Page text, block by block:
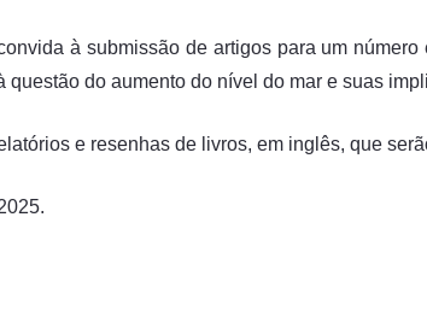
à submissão de artigos para um
do aumento do nível do mar e suas
e resenhas de livros, em inglês, que